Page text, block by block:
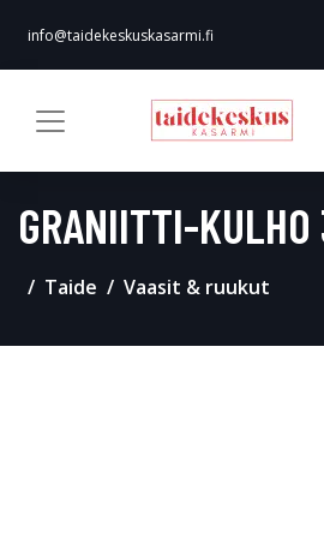
info@taidekeskuskasarmi.fi
GRANIITTI-
Taide Vaasit & ruukut